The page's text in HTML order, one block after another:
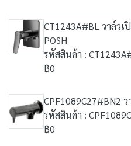
CT1243A#BL วาล์ว
POSH
รหัสสินค้า :
฿0
CPF1089C27#BN2
รหัสสินค้า :
฿0